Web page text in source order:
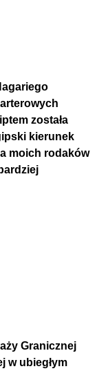
została
kierunek
moich rodaków
Granicznej
w ubiegłym